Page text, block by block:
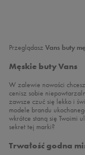
Przeglądasz Vans buty
Męskie buty Vans
W zalewie nowości
cenisz sobie
zawsze czuć się lekko i
modele brandu
wkrótce staną się Twoimi
sekret tej marki?
Trwałość godna